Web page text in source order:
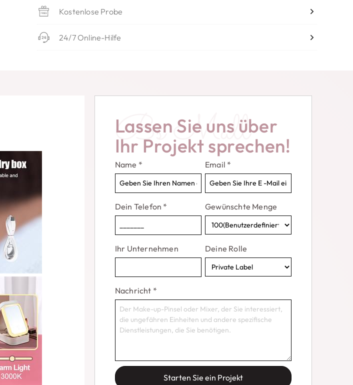
Kostenlose Probe
24/7 Online-Hilfe
Lassen Sie uns über
Ihr Projekt sprechen!
Bs Mall
Name * Email *
Dein Telefon * Gewünschte Menge
Ihr Unternehmen Deine Rolle
Nachricht *
Starten Sie ein Projekt